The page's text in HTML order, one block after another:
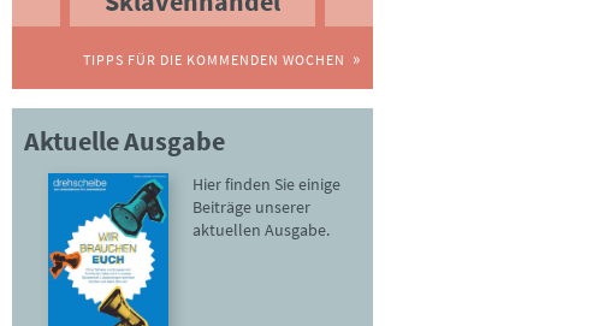
TIPPS FÜR DIE KOMMENDEN WOCHEN
Aktuelle Ausgabe
Hier finden Sie einige
Beiträge unserer
aktuellen Ausgabe.